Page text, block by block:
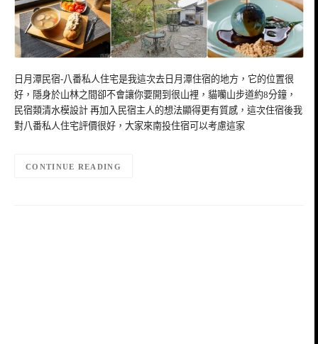
日月潭民宿-八番私人住宅是我這次去日月潭住宿的地方，它的位置很
好，隱身於山林之間卻不會讓你要開到很山裡，貓囒山步道約8分鐘，
民宿類清水模設計 再加入民宿主人的想法顯得更有質感，這次住宿後我
對八番私人住宅評價很好，大家來南投住宿可以考慮這家
CONTINUE READING